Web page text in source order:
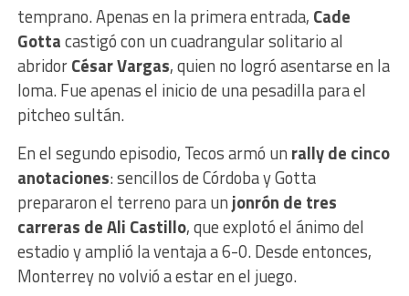
temprano. Apenas en la primera entrada, Cade
Gottacastigó con un cuadrangular solitario al
abridorCésar Vargas, quien no logró asentarse en la
loma. Fue apenas el inicio de una pesadilla para el
pitcheo sultán.
En el segundo episodio, Tecos armó un rally de cinco
anotaciones: sencillos de Córdoba y Gotta
prepararon el terreno para unjonrón de tres
carreras de Ali Castillo, que explotó el ánimo del
estadio y amplió la ventaja a 6-0. Desde entonces,
Monterrey no volvió a estar en el juego.